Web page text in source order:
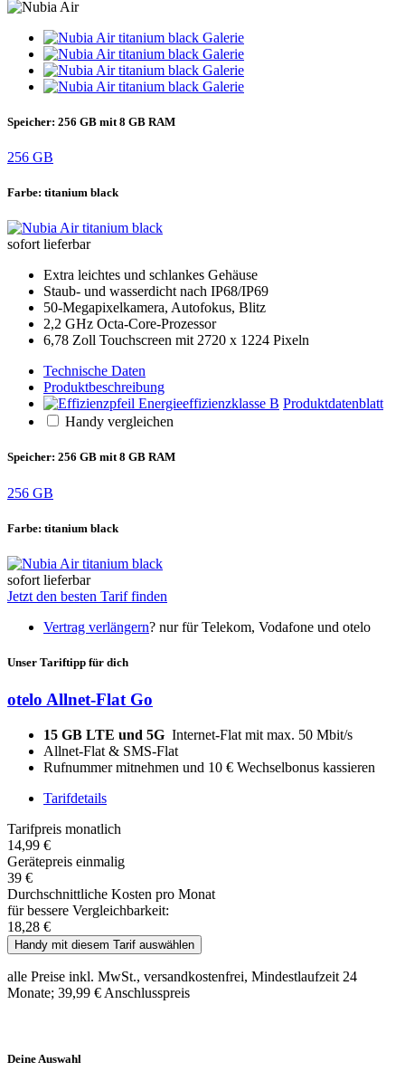
Speicher: 256 GB mit 8 GB RAM
256 GB
Farbe: titanium black
sofort lieferbar
Extra leichtes und schlankes Gehäuse
Staub- und wasserdicht nach IP68/IP69
50-Megapixelkamera, Autofokus, Blitz
2,2 GHz Octa-Core-Prozessor
6,78 Zoll Touchscreen mit 2720 x 1224 Pixeln
Technische Daten
Produktbeschreibung
Produktdatenblatt
Handy vergleichen
Speicher: 256 GB mit 8 GB RAM
256 GB
Farbe: titanium black
sofort lieferbar
Jetzt den besten Tarif finden
Vertrag verlängern? nur für Telekom, Vodafone und otelo
Unser Tariftipp für dich
otelo Allnet-Flat Go
15 GB LTE und 5G Internet-Flat mit max. 50 Mbit/s
Allnet-Flat & SMS-Flat
Rufnummer mitnehmen und 10 € Wechselbonus kassieren
Tarifdetails
Tarifpreis monatlich
14,99 €
Gerätepreis einmalig
39 €
Durchschnittliche Kosten pro Monat
für bessere Vergleichbarkeit:
18,28 €
Handy mit diesem Tarif auswählen
alle Preise inkl. MwSt., versandkostenfrei, Mindestlaufzeit 24
Monate; 39,99 € Anschlusspreis
Deine Auswahl